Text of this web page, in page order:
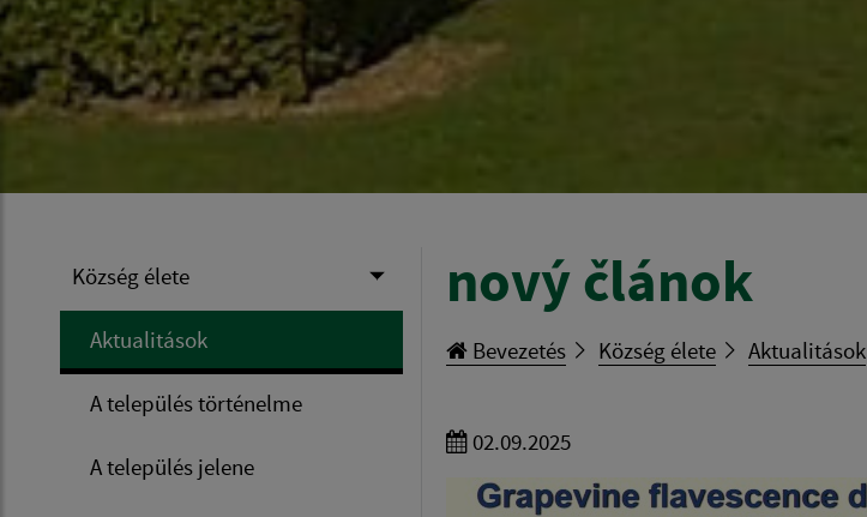
Község élete
Aktualitások
A település történelme
A település jelene
nový článok
Bevezetés Község élete Aktualitások
02.09.2025